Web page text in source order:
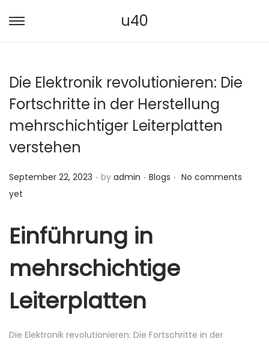
S
p
o
n
i
t
i
o
S
p
o
c
t
t
u40
Die Elektronik revolutionieren: Die
Fortschritte in der Herstellung
mehrschichtiger Leiterplatten
verstehen
P
o
t
e
d
o
n
September 22, 2023 . by admin . P
e
d
i
Blogs . No comments
yet
Einführung in
mehrschichtige
Leiterplatten
Die Elektronik revolutionieren: Die Fortschritte in der